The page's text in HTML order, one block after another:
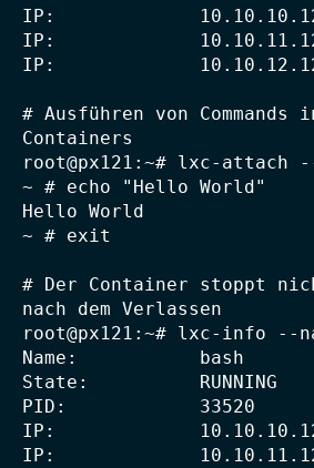
IP:
IP:
IP:
# Ausführen von Commands
Containers
root@px121:~# lxc-attach --
~ # echo "Hello World"
Hello World
~ # exit
# Der Container stoppt
nach dem Verlassen
root@px121:~# lxc-info --
Name:           bash
State:          RUNNING
PID:            33520
IP:
IP: